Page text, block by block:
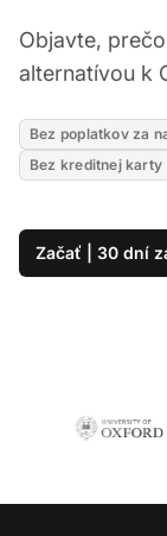
Objavte,
alternatívou k
Bez poplatkov za
Bez kreditnej karty
Začať | 30 dní